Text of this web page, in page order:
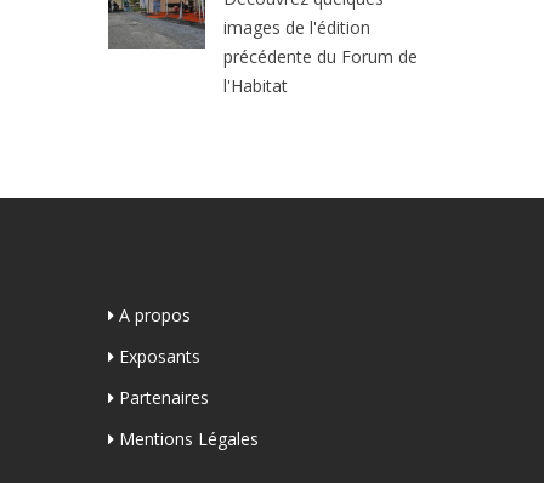
images de l'édition
précédente du Forum de
l'Habitat
A propos
Exposants
Partenaires
Mentions Légales